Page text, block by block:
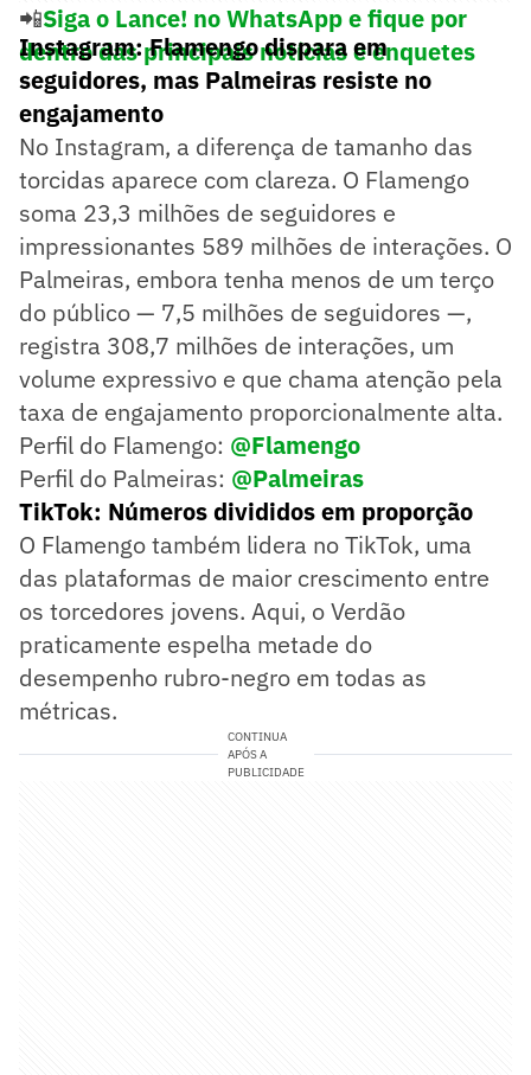
📲Siga o Lance! no WhatsApp e fique por
dentro das principais notícias e enquetes
Instagram: Flamengo dispara em
seguidores, mas Palmeiras resiste no
engajamento
No Instagram, a diferença de tamanho das
torcidas aparece com clareza. O Flamengo
soma 23,3 milhões de seguidores e
impressionantes 589 milhões de interações. O
Palmeiras, embora tenha menos de um terço
do público — 7,5 milhões de seguidores —,
registra 308,7 milhões de interações, um
volume expressivo e que chama atenção pela
taxa de engajamento proporcionalmente alta.
Perfil do Flamengo: @Flamengo
Perfil do Palmeiras: @Palmeiras
TikTok: Números divididos em proporção
O Flamengo também lidera no TikTok, uma
das plataformas de maior crescimento entre
os torcedores jovens. Aqui, o Verdão
praticamente espelha metade do
desempenho rubro-negro em todas as
métricas.
CONTINUA
APÓS A
PUBLICIDADE